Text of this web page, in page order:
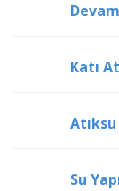
Katı
Su